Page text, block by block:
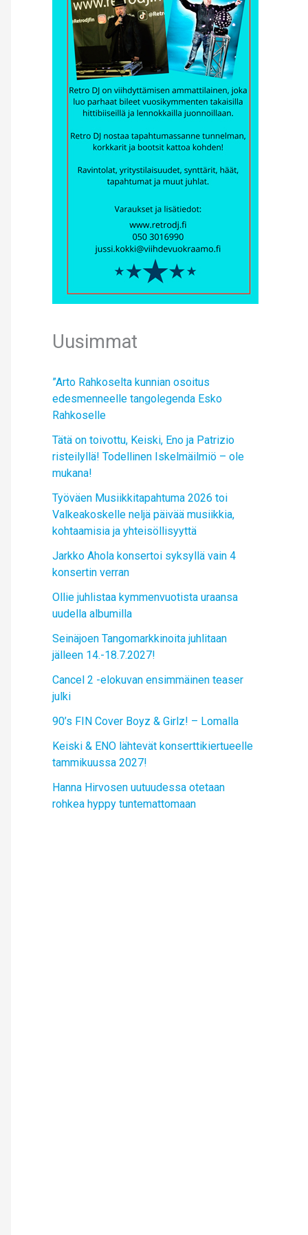
Uusimmat
”Arto Rahkoselta kunnian osoitus
edesmenneelle tangolegenda Esko
Rahkoselle
Tätä on toivottu, Keiski, Eno ja Patrizio
risteilyllä! Todellinen Iskelmäilmiö – ole
mukana!
Työväen Musiikkitapahtuma 2026 toi
Valkeakoskelle neljä päivää musiikkia,
kohtaamisia ja yhteisöllisyyttä
Jarkko Ahola konsertoi syksyllä vain 4
konsertin verran
Ollie juhlistaa kymmenvuotista uraansa
uudella albumilla
Seinäjoen Tangomarkkinoita juhlitaan
jälleen 14.-18.7.2027!
Cancel 2 -elokuvan ensimmäinen teaser
julki
90’s FIN Cover Boyz & Girlz! – Lomalla
Keiski & ENO lähtevät konserttikiertueelle
tammikuussa 2027!
Hanna Hirvosen uutuudessa otetaan
rohkea hyppy tuntemattomaan